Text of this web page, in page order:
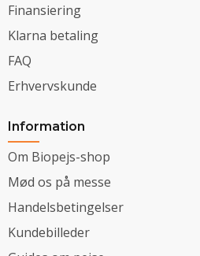
Finansiering
Klarna betaling
FAQ
Erhvervskunde
Information
Om Biopejs-shop
Mød os på messe
Handelsbetingelser
Kundebilleder